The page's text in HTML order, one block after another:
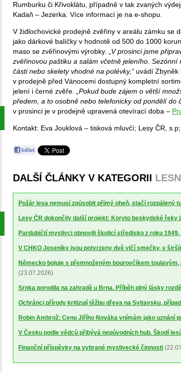
Rumburku či Křivoklátu, případně v tak zvaných
Kadaň – Jezerka. Více informací je na e-shopu.
V židlochovické prodejně zvěřiny v areálu zámku se
jako dárkové balíčky v hodnotě od 500 do 1000
maso se zvěřinovými výrobky. „ V prosinci jsme
zvěřinovou paštiku a salám včetně jeleního.
části nebo skelety vhodné na polévky,“ uvádí Zbyněk
v prodejně před Vánocemi dostupný kompletní
jelení i černé zvěře.
„Pokud bude zájem o větší
předem, a to osobně nebo telefonicky od pondělí do
v prosinci je v prodejně upravená otevírací doba –
Kontakt: Eva Jouklová – tisková mluvčí; Lesy ČR,
DALŠÍ ČLÁNKY V KATEGORII
Požár lesa nemusí způsobit přímý oheň, stačí rozpálený
Lesy ČR dokončily další projekt: Koryto beskydské řeky
Pardubičtí myslivci obnovili školicí středisko z roku
V CHKO Jeseníky jsou potvrzeny dvě vlčí smečky, v
Německo bojuje s přemnoženým bourovčíkem
(23.07.2026)
Srnka porodila na zahradě u Brna. Příběh plný lásky
Ochránci přírody kritizují těžbu dřeva na Svitavsku,
Robin Ambrož: Cenu Jiřího Nováka vnímám jako uznání
V Česku podle vědců přibývá nepůvodních hub. Škodí
Finanční příspěvky na vybrané myslivecké činnosti